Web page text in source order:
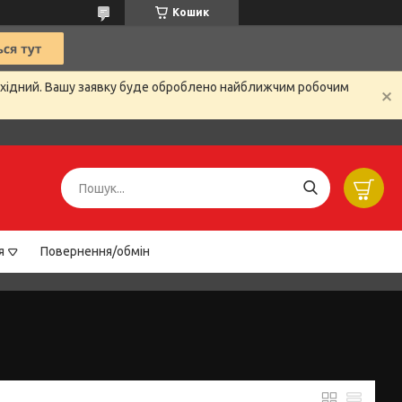
Кошик
Вашу заявку буде оброблено найближчим робочим
Повернення/обмін